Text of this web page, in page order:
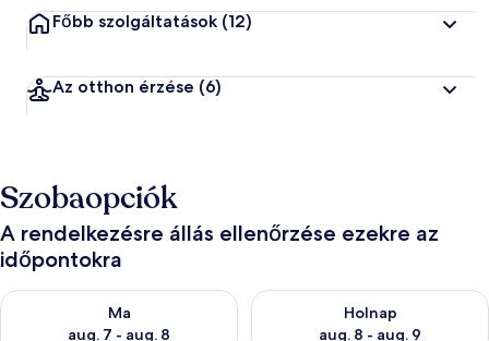
Főbb szolgáltatások (12)
Az otthon érzése (6)
Szobaopciók
A rendelkezésre állás ellenőrzése ezekre az
időpontokra
Ma
aug. 7 - aug. 8
A ma esti rendelkezésre állás ellenőrzése: aug. 7 - aug. 8
Holnap
aug. 8 - aug. 9
A holnapi rendelkezésre állás